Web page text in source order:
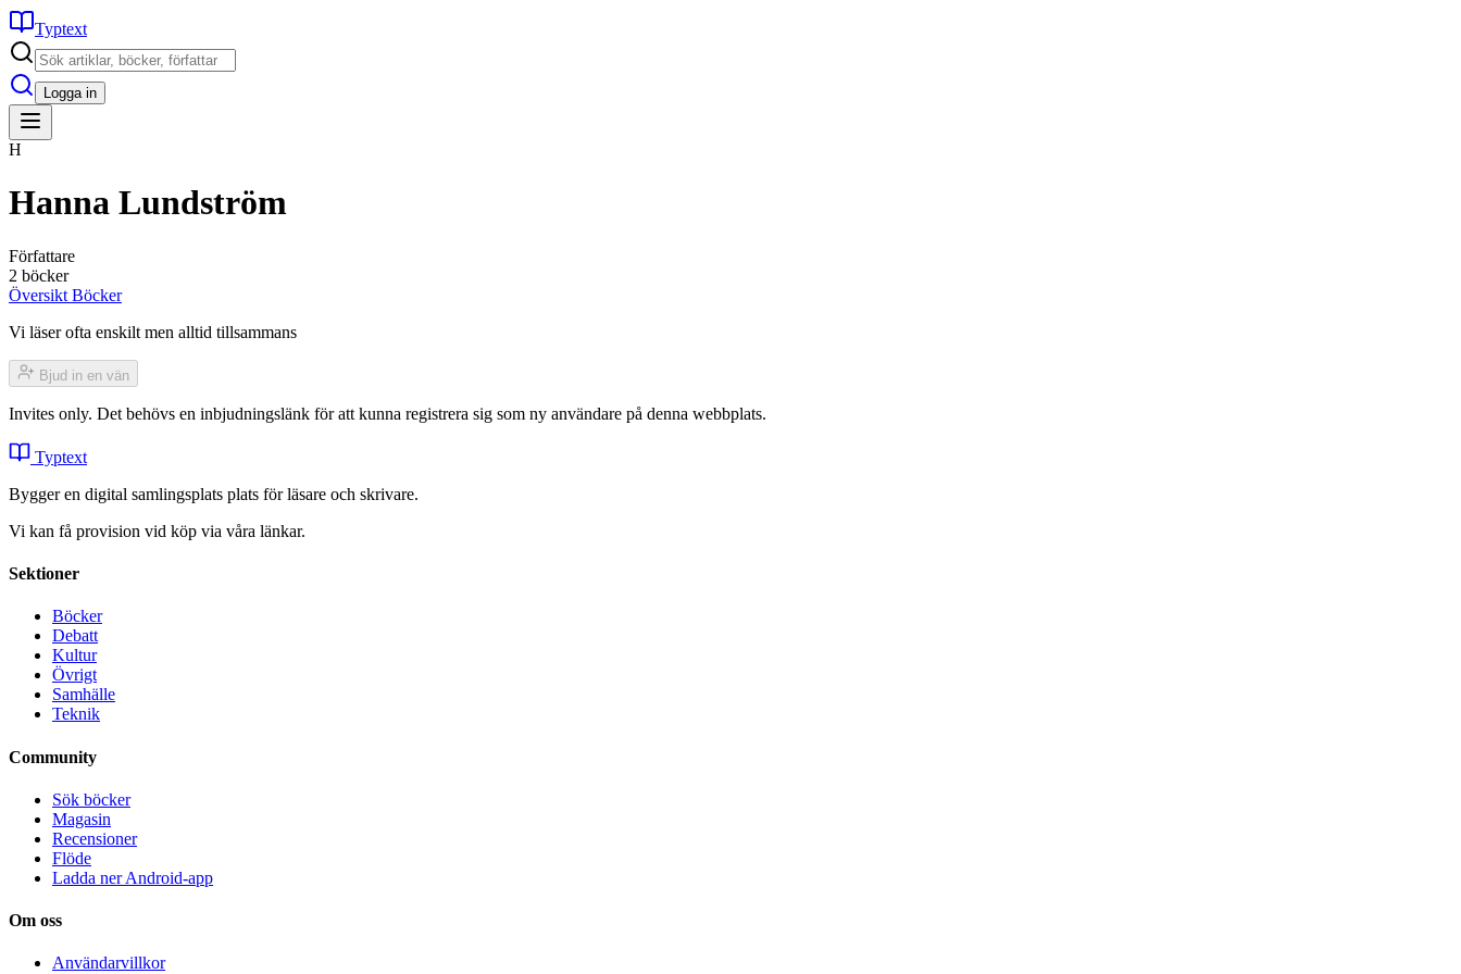
Typtext
Logga in
H
Hanna Lundström
Författare
2 böcker
Översikt Böcker
Vi läser ofta enskilt men alltid tillsammans
Bjud in en vän
Invites only. Det behövs en inbjudningslänk för att kunna registrera sig som ny användare på denna webbplats.
Typtext
Bygger en digital samlingsplats plats för läsare och skrivare.
Vi kan få provision vid köp via våra länkar.
Sektioner
Böcker
Debatt
Kultur
Övrigt
Samhälle
Teknik
Community
Sök böcker
Magasin
Recensioner
Flöde
Ladda ner Android-app
Om oss
Användarvillkor